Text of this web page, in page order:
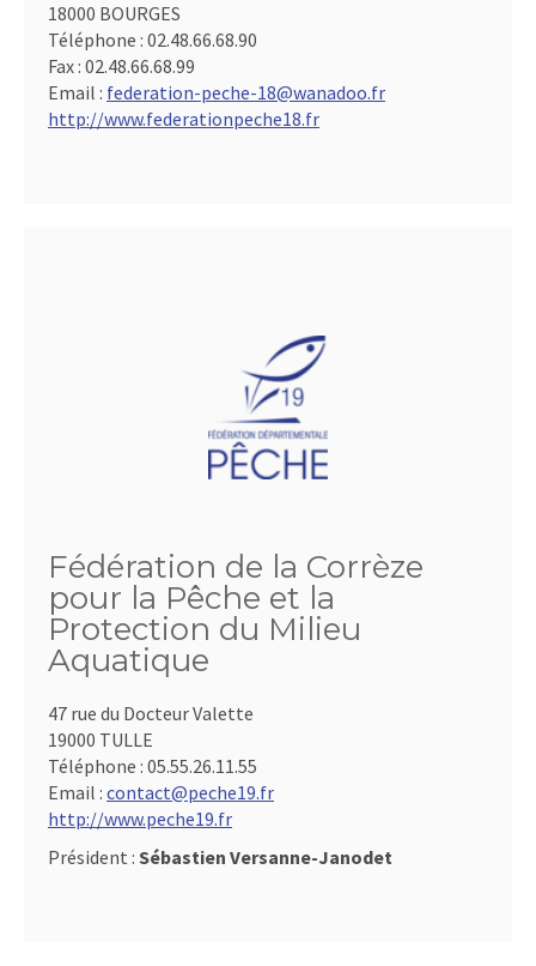
18000 BOURGES
Téléphone : 02.48.66.68.90
Fax : 02.48.66.68.99
Email : federation-peche-18@wanadoo.fr
http://www.federationpeche18.fr
Fédération de la Corrèze
pour la Pêche et la
Protection du Milieu
Aquatique
47 rue du Docteur Valette
19000 TULLE
Téléphone : 05.55.26.11.55
Email : contact@peche19.fr
http://www.peche19.fr
Président : Sébastien Versanne-Janodet